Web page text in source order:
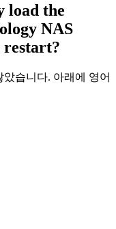
load the
NAS
restart?
습니다. 아래에 영어